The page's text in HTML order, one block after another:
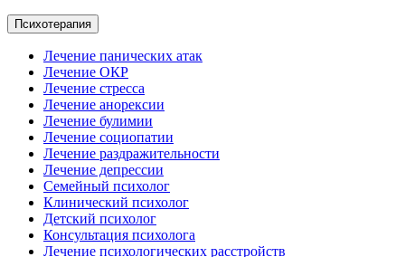
Психотерапия
Лечение панических атак
Лечение ОКР
Лечение стресса
Лечение анорексии
Лечение булимии
Лечение социопатии
Лечение раздражительности
Лечение депрессии
Семейный психолог
Клинический психолог
Детский психолог
Консультация психолога
Лечение психологических расстройств